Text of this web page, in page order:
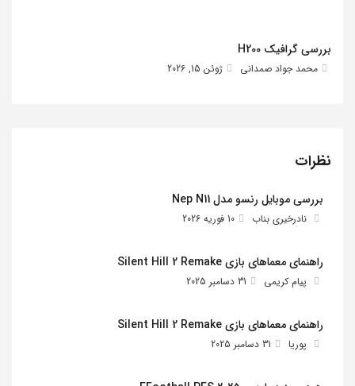
بررسی گرافیک H200
محمد جواد صمدانی ژوئن 15, 2026
نظرات
بررسی موبایل رنسو مدل Nep N11
نادرخیری بناب 10 فوریه 2026
راهنمای معماهای بازی Silent Hill 2 Remake
پیام کریمی 31 دسامبر 2025
راهنمای معماهای بازی Silent Hill 2 Remake
پوریا 31 دسامبر 2025